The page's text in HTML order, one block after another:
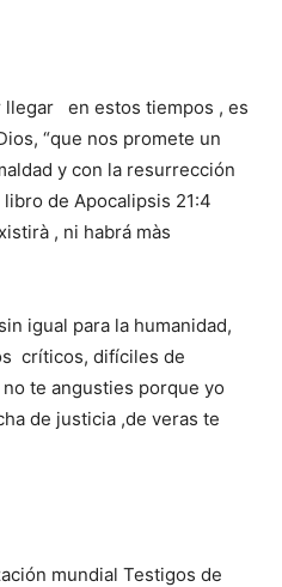
llegar en estos tiempos , es
“que nos promete un
y con la resurrección
de Apocalipsis 21:4
, ni habrá màs
igual para la humanidad,
críticos, difíciles de
te angusties porque yo
de justicia ,de veras te
mundial Testigos de